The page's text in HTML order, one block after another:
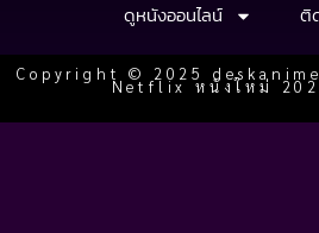
ดูหนังออนไลน์
ติ
Copyright © 2025
Netflix หนังใหม่